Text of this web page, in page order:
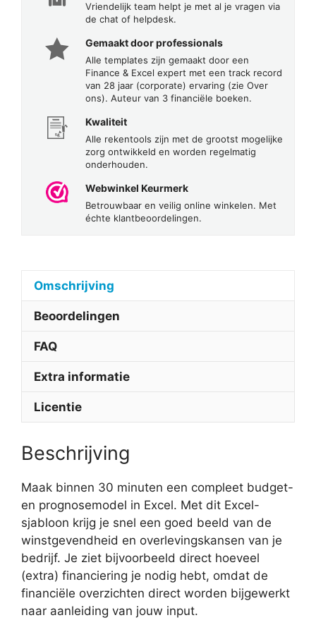
Vriendelijk team helpt je met al je vragen via
de chat of helpdesk.
Gemaakt door professionals
Alle templates zijn gemaakt door een
Finance & Excel expert met een track record
van 28 jaar (corporate) ervaring (zie Over
ons). Auteur van 3 financiële boeken.
Kwaliteit
Alle rekentools zijn met de grootst mogelijke
zorg ontwikkeld en worden regelmatig
onderhouden.
Webwinkel Keurmerk
Betrouwbaar en veilig online winkelen. Met
échte klantbeoordelingen.
Omschrijving
Beoordelingen
FAQ
Extra informatie
Licentie
Beschrijving
Maak binnen 30 minuten een compleet budget-
en prognosemodel in Excel. Met dit Excel-
sjabloon krijg je snel een goed beeld van de
winstgevendheid en overlevingskansen van je
bedrijf. Je ziet bijvoorbeeld direct hoeveel
(extra) financiering je nodig hebt, omdat de
financiële overzichten direct worden bijgewerkt
naar aanleiding van jouw input.